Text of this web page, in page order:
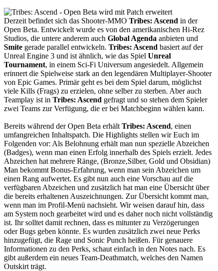
Derzeit befindet sich das Shooter-MMO Tribes: Ascend in der
Open Beta. Entwickelt wurde es von den amerikanischen Hi-Rez
Studios, die untere anderem auch Global Agenda anbieten und
Smite gerade parallel entwickeln. Tribes: Ascend basiert auf der
Unreal Engine 3 und ist ähnlich, wie das Spiel Unreal
Tournament, in einem Sci-Fi Universum angesiedelt. Allgemein
erinnert die Spielweise stark an den legendären Multiplayer-Shooter
von Epic Games. Primär geht es bei dem Spiel darum, möglichst
viele Kills (Frags) zu erzielen, ohne selber zu sterben. Aber auch
Teamplay ist in Tribes: Ascend gefragt und so stehen dem Spieler
zwei Teams zur Verfügung, die er bei Matchbeginn wählen kann.
Bereits während der Open Beta erhält Tribes: Ascend, einen
umfangreichen Inhaltspatch. Die Highlights stellen wir Euch im
Folgenden vor: Als Belohnung erhält man nun spezielle Abzeichen
(Badges), wenn man einen Erfolg innerhalb des Spiels erzielt. Jedes
Abzeichen hat mehrere Ränge, (Bronze,Silber, Gold und Obsidian)
Man bekommt Bonus-Erfahrung, wenn man sein Abzeichen um
einen Rang aufwertet. Es gibt nun auch eine Vorschau auf die
verfügbaren Abzeichen und zusätzlich hat man eine Übersicht über
die bereits erhaltenen Auszeichnungen. Zur Übersicht kommt man,
wenn man im Profil-Menü nachsieht. Wir weisen darauf hin, dass
am System noch gearbeitet wird und es daher noch nicht vollständig
ist. Ihr solltet damit rechnen, dass es mitunter zu Verzögerungen
oder Bugs geben könnte. Es wurden zusätzlich zwei neue Perks
hinzugefügt, die Rage und Sonic Punch heißen. Für genauere
Informationen zu den Perks, schaut einfach in den Notes nach. Es
gibt außerdem ein neues Team-Deathmatch, welches den Namen
Outskirt trägt.